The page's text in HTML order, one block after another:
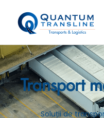
content
Transport
Soluții de